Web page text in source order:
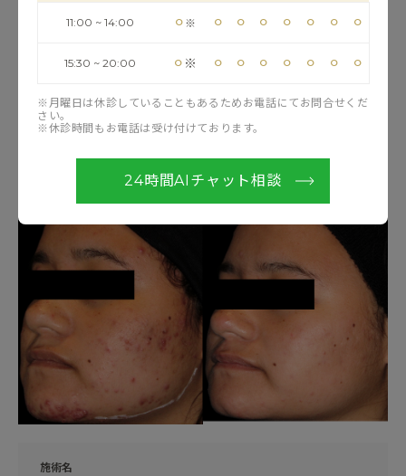
症例写真
Before After
施術名
11:00 ~ 14:00 ⚪︎ ※ ⚪︎ ⚪︎ ⚪︎ ⚪︎ ⚪︎ ⚪︎ ⚪︎
15:30 ~ 20:00 ⚪︎ ※ ⚪︎ ⚪︎ ⚪︎ ⚪︎ ⚪︎ ⚪︎ ⚪︎
※月曜日は休診していることもあるためお電話にてお問合せくだ
さい。
※休診時間もお電話は受け付けております。
24時間AIチャット相談